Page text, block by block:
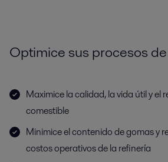
Optimice sus procesos
Maximice la calidad, la vida útil y el
comestible
Minimice el contenido de gomas y
costos operativos de la refinería